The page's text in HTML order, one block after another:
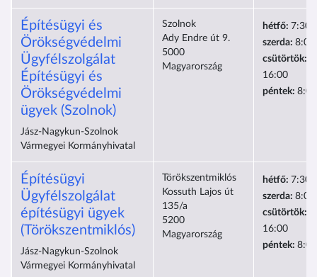
Építésügyi és
Örökségvédelmi
Ügyfélszolgálat
Építésügyi és
Örökségvédelmi
ügyek (Szolnok)
Jász-Nagykun-Szolnok
Vármegyei Kormányhivatal
Szolnok
Ady Endre út 9.
5000
Magyarország
hétfő: 7:30-
szerda:
csütörtök:
16:00
péntek:
Építésügyi
Ügyfélszolgálat
építésügyi ügyek
(Törökszentmiklós)
Jász-Nagykun-Szolnok
Vármegyei Kormányhivatal
Törökszentmiklós
Kossuth Lajos út
135/a
5200
Magyarország
hétfő: 7:30-
szerda:
csütörtök:
16:00
péntek: